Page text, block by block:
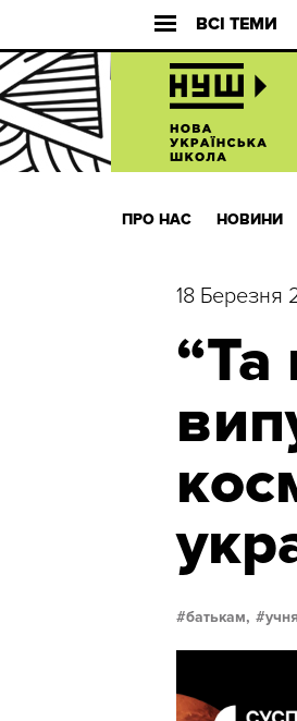
ВСІ ТЕМИ
ПРО НАС НОВИНИ
18 Березня
“Та
батькам,